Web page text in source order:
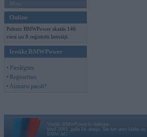
Moto
Online
Pašreiz BMWPower skatās 146
viesi un 8 reģistrēti lietotāji.
Ienākt BMWPower
• Pieslēgties
• Reģistrēties
• Aizmirsi paroli?
Vortāls BMWPower.lv darbojas
kopš 2002. gada 14. maija. Tas nav auto klubs un
BMW AG.